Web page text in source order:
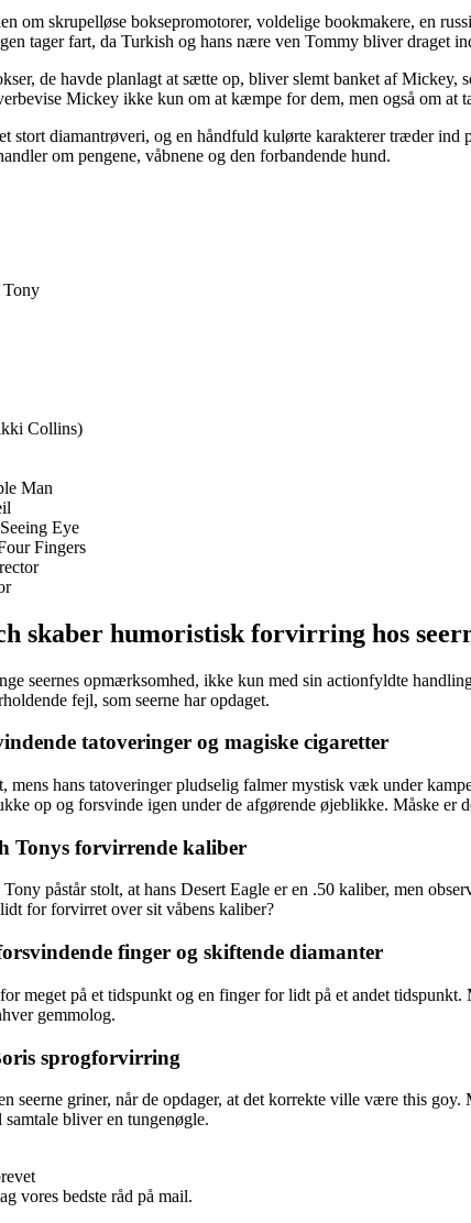
om skrupelløse boksepromotorer, voldelige bookmakere, en
tager fart, da Turkish og hans nære ven Tommy bliver draget
de havde planlagt at sætte op, bliver slemt banket af
Mickey ikke kun om at kæmpe for dem, men også om at
stort diamantrøveri, og en håndfuld kulørte karakterer træder
om pengene, våbnene og den forbandende hund.
Tony
Collins)
Man
Eye
Fingers
skaber humoristisk forvirring hos
seernes opmærksomhed, ikke kun med sin actionfyldte
fejl, som seerne har opdaget.
tatoveringer og magiske cigaretter
hans tatoveringer pludselig falmer mystisk væk under
op og forsvinde igen under de afgørende øjeblikke. Måske er
Tonys forvirrende kaliber
påstår stolt, at hans Desert Eagle er en .50 kaliber, men
for forvirret over sit våbens kaliber?
finger og skiftende diamanter
meget på et tidspunkt og en finger for lidt på et andet
gemmolog.
sprogforvirring
seerne griner, når de opdager, at det korrekte ville være this
bliver en tungenøgle.
vores bedste råd på mail.